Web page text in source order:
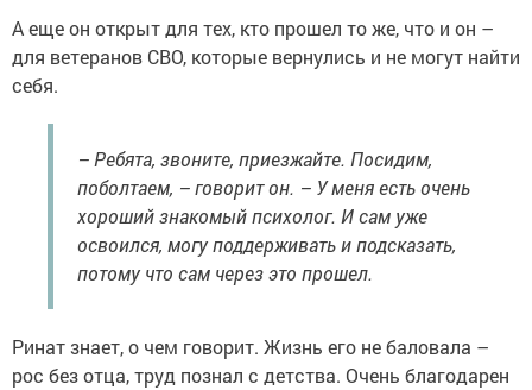
А еще он открыт для тех, кто прошел то же, что и он –
для ветеранов СВО, которые вернулись и не могут найти
себя.
– Ребята, звоните, приезжайте. Посидим,
поболтаем, – говорит он. – У меня есть очень
хороший знакомый психолог. И сам уже
освоился, могу поддерживать и подсказать,
потому что сам через это прошел.
Ринат знает, о чем говорит. Жизнь его не баловала –
рос без отца, труд познал с детства. Очень благодарен